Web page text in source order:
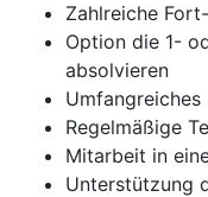
Zahlreiche
Option die 1-
absolvieren
Regelmäßige
Mitarbeit in
Unterstützung